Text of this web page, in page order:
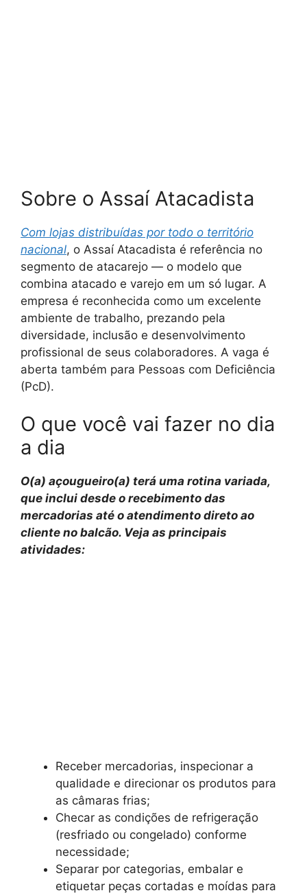
Sobre o Assaí Atacadista
Com lojas distribuídas por todo o território
nacional, o Assaí Atacadista é referência no
segmento de atacarejo — o modelo que
combina atacado e varejo em um só lugar. A
empresa é reconhecida como um excelente
ambiente de trabalho, prezando pela
diversidade, inclusão e desenvolvimento
profissional de seus colaboradores. A vaga é
aberta também para Pessoas com Deficiência
(PcD).
O que você vai fazer no dia
a dia
O(a) açougueiro(a) terá uma rotina variada,
que inclui desde o recebimento das
mercadorias até o atendimento direto ao
cliente no balcão. Veja as principais
atividades:
Receber mercadorias, inspecionar a
qualidade e direcionar os produtos para
as câmaras frias;
Checar as condições de refrigeração
(resfriado ou congelado) conforme
necessidade;
Separar por categorias, embalar e
etiquetar peças cortadas e moídas para